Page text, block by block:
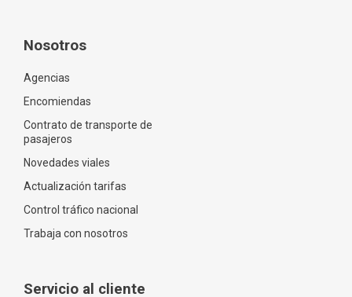
Nosotros
Agencias
Encomiendas
Contrato de transporte de
pasajeros
Novedades viales
Actualización tarifas
Control tráfico nacional
Trabaja con nosotros
Servicio al cliente